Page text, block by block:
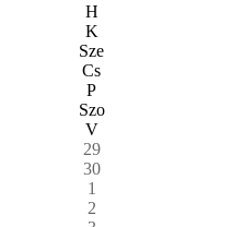
H
K
Sze
Cs
P
Szo
V
29
30
1
2